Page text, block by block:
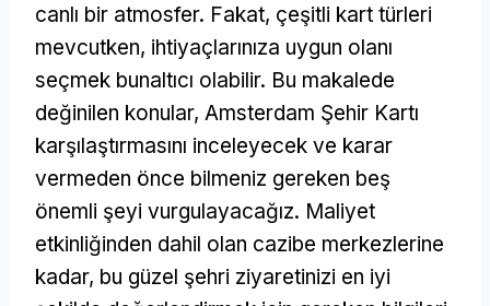
canlı bir atmosfer. Fakat, çeşitli kart türleri
mevcutken, ihtiyaçlarınıza uygun olanı
seçmek bunaltıcı olabilir. Bu makalede
değinilen konular, Amsterdam Şehir Kartı
karşılaştırmasını inceleyecek ve karar
vermeden önce bilmeniz gereken beş
önemli şeyi vurgulayacağız. Maliyet
etkinliğinden dahil olan cazibe merkezlerine
kadar, bu güzel şehri ziyaretinizi en iyi